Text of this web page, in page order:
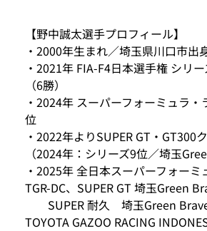
【野中誠太選手プロフィール】
・2000年生まれ／埼玉県川口市出
・2021年 FIA-F4日本選手権 シリ
（6勝）
・2024年 スーパーフォーミュラ・
位
・2022年よりSUPER GT・GT300
（2024年：シリーズ9位／埼玉
・2025年 全日本スーパーフォーミ
TGR-DC、SUPER GT 埼玉Green
SUPER 耐久 埼玉Green
TOYOTA GAZOO RACING